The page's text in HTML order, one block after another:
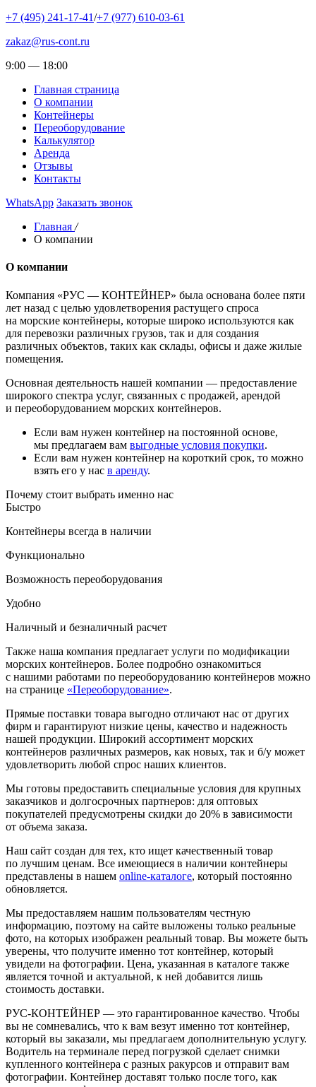
+7 (495) 241-17-41/+7 (977) 610-03-61
zakaz@rus-cont.ru
9:00 — 18:00
Главная страница
О компании
Контейнеры
Переоборудование
Калькулятор
Аренда
Отзывы
Контакты
WhatsApp Заказать звонок
Главная /
О компании
О компании
Компания «РУС — КОНТЕЙНЕР» была основана более пяти
лет назад с целью удовлетворения растущего спроса
на морские контейнеры, которые широко используются как
для перевозки различных грузов, так и для создания
различных объектов, таких как склады, офисы и даже жилые
помещения.
Основная деятельность нашей компании — предоставление
широкого спектра услуг, связанных с продажей, арендой
и переоборудованием морских контейнеров.
Если вам нужен контейнер на постоянной основе,
мы предлагаем вам выгодные условия покупки.
Если вам нужен контейнер на короткий срок, то можно
взять его у нас в аренду.
Почему стоит выбрать именно нас
Быстро
Контейнеры всегда в наличии
Функционально
Возможность переоборудования
Удобно
Наличный и безналичный расчет
Также наша компания предлагает услуги по модификации
морских контейнеров. Более подробно ознакомиться
с нашими работами по переоборудованию контейнеров можно
на странице «Переоборудование».
Прямые поставки товара выгодно отличают нас от других
фирм и гарантируют низкие цены, качество и надежность
нашей продукции. Широкий ассортимент морских
контейнеров различных размеров, как новых, так и б/у может
удовлетворить любой спрос наших клиентов.
Мы готовы предоставить специальные условия для крупных
заказчиков и долгосрочных партнеров: для оптовых
покупателей предусмотрены скидки до 20% в зависимости
от объема заказа.
Наш сайт создан для тех, кто ищет качественный товар
по лучшим ценам. Все имеющиеся в наличии контейнеры
представлены в нашем online-каталоге, который постоянно
обновляется.
Мы предоставляем нашим пользователям честную
информацию, поэтому на сайте выложены только реальные
фото, на которых изображен реальный товар. Вы можете быть
уверены, что получите именно тот контейнер, который
увидели на фотографии. Цена, указанная в каталоге также
является точной и актуальной, к ней добавится лишь
стоимость доставки.
РУС-КОНТЕЙНЕР — это гарантированное качество. Чтобы
вы не сомневались, что к вам везут именно тот контейнер,
который вы заказали, мы предлагаем дополнительную услугу.
Водитель на терминале перед погрузкой сделает снимки
купленного контейнера с разных ракурсов и отправит вам
фотографии. Контейнер доставят только после того, как